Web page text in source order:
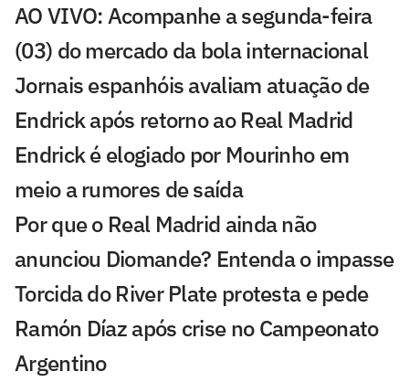
AO VIVO: Acompanhe a segunda-feira
(03) do mercado da bola internacional
Jornais espanhóis avaliam atuação de
Endrick após retorno ao Real Madrid
Endrick é elogiado por Mourinho em
meio a rumores de saída
Por que o Real Madrid ainda não
anunciou Diomande? Entenda o impasse
Torcida do River Plate protesta e pede
Ramón Díaz após crise no Campeonato
Argentino